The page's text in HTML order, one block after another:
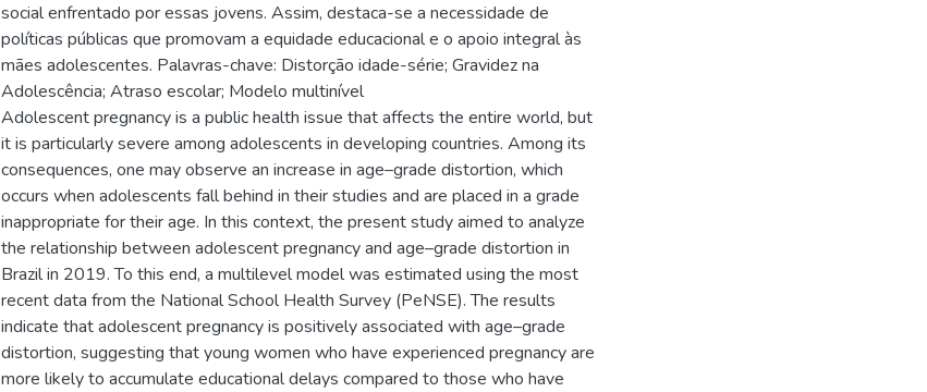
social enfrentado por essas jovens. Assim, destaca-se a necessidade de
políticas públicas que promovam a equidade educacional e o apoio integral às
mães adolescentes. Palavras-chave: Distorção idade-série; Gravidez na
Adolescência; Atraso escolar; Modelo multinível
Adolescent pregnancy is a public health issue that affects the entire world, but
it is particularly severe among adolescents in developing countries. Among its
consequences, one may observe an increase in age–grade distortion, which
occurs when adolescents fall behind in their studies and are placed in a grade
inappropriate for their age. In this context, the present study aimed to analyze
the relationship between adolescent pregnancy and age–grade distortion in
Brazil in 2019. To this end, a multilevel model was estimated using the most
recent data from the National School Health Survey (PeNSE). The results
indicate that adolescent pregnancy is positively associated with age–grade
distortion, suggesting that young women who have experienced pregnancy are
more likely to accumulate educational delays compared to those who have